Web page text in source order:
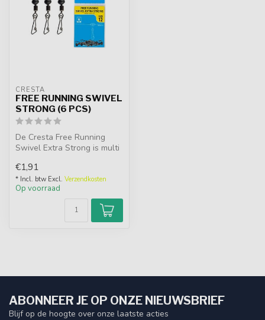
CRESTA
FREE RUNNING SWIVEL
STRONG (6 PCS)
De Cresta Free Running
Swivel Extra Strong is multi
wo...
€1,91
* Incl. btw Excl. Verzendkosten
Op voorraad
ABONNEER JE OP ONZE NIEUWSBRIEF
Blijf op de hoogte over onze laatste acties